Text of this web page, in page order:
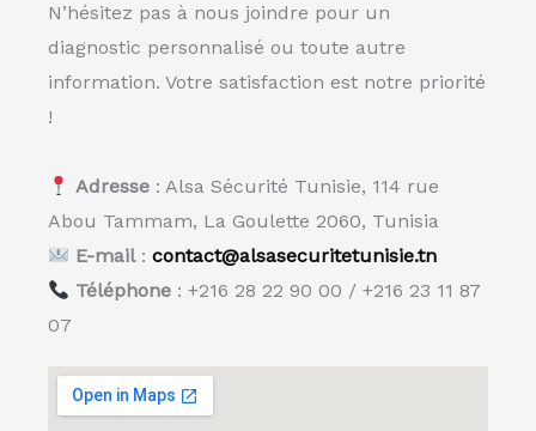
N’hésitez pas à nous joindre pour un
diagnostic personnalisé ou toute autre
information. Votre satisfaction est notre priorité
!
Adresse : Alsa Sécurité Tunisie, 114 rue
Abou Tammam, La Goulette 2060, Tunisia
E-mail:contact@alsasecuritetunisie.tn
Téléphone : +216 28 22 90 00 / +216 23 11 87
07